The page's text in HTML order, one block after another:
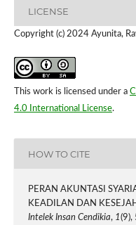
LICENSE
Copyright (c) 2024 Ayunita,
This work is licensed under a
4.0 International License.
HOW TO CITE
PERAN AKUNTASI
KEADILAN DAN
Intelek Insan Cendikia, 1